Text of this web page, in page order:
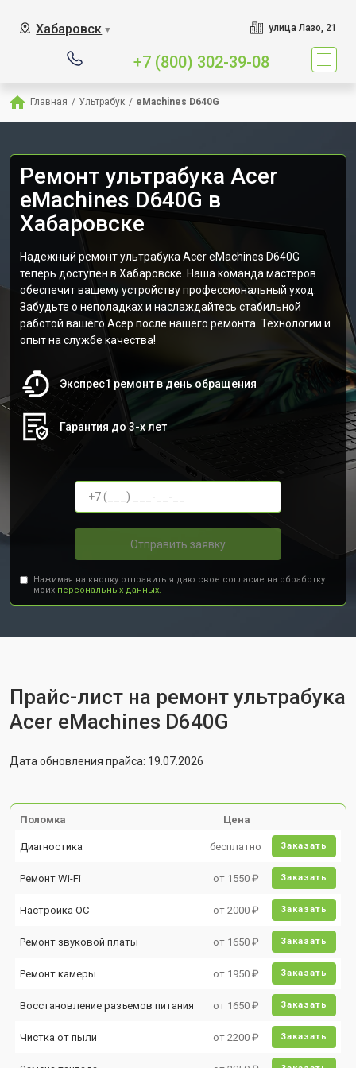
Хабаровск ▼ улица Лазо, 21
+7 (800) 302-39-08
Главная / Ультрабук / eMachines D640G
Ремонт ультрабука Acer
eMachines D640G в
Хабаровске
Надежный ремонт ультрабука Acer eMachines D640G
теперь доступен в Хабаровске. Наша команда мастеров
обеспечит вашему устройству профессиональный уход.
Забудьте о неполадках и наслаждайтесь стабильной
работой вашего Асер после нашего ремонта. Технологии и
опыт на службе качества!
Экспрес1 ремонт в день обращения
Гарантия до 3-х лет
Отправить заявку
Нажимая на кнопку отправить я даю свое согласие на обработку
моих персональных данных.
Прайс-лист на ремонт ультрабука
Acer eMachines D640G
Дата обновления прайса: 19.07.2026
Поломка Цена
Диагностика бесплатно Заказать
Ремонт Wi-Fi от 1550 ₽ Заказать
Настройка ОС от 2000 ₽ Заказать
Ремонт звуковой платы от 1650 ₽ Заказать
Ремонт камеры от 1950 ₽ Заказать
Восстановление разъемов питания от 1650 ₽ Заказать
Чистка от пыли от 2200 ₽ Заказать